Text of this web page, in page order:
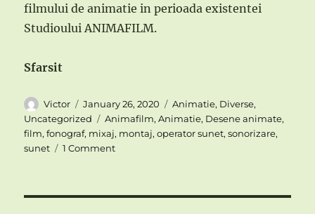
filmului de animatie in perioada existentei
Studioului ANIMAFILM.
Sfarsit
Author
Victor
Posted
on
January 26, 2020 Categories
Animatie, Diverse,
Uncategorized
Tags
Animafilm,Animatie, Desene animate,
film,fonograf, mixaj, montaj,operator sunet,sonorizare,
sunet
1 Commenton